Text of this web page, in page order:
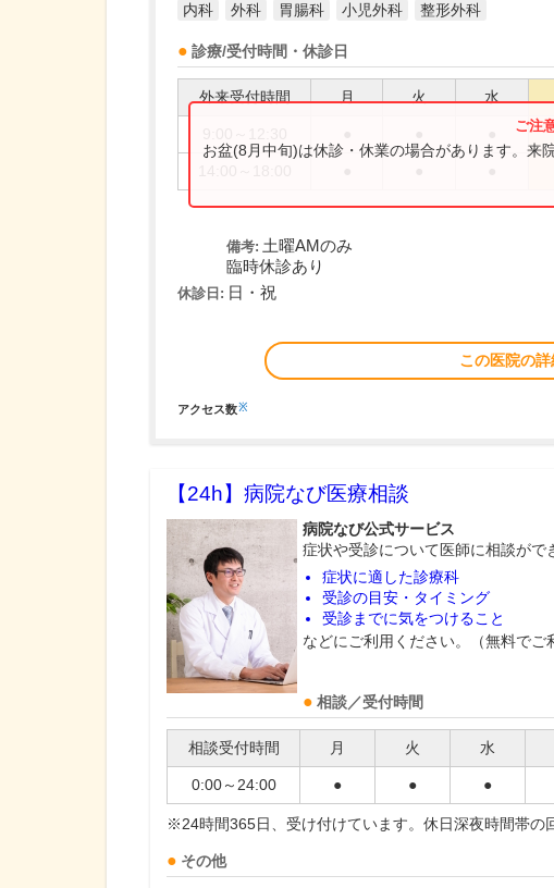
内科 外科 胃腸科 小児外科 整形外科
診療/受付時間・休診日
外来受付時間 月 火 水
お盆(8月中旬)は休診・休業の場合があります。来
備考: 土曜AMのみ
臨時休診あり
休診日: 日・祝
この医院の
アクセス数※
【24h】 病院なび医療相談
病院なび公式サービス
症状や受診について医師に相談がで
症状に適した診療科
受診の目安・タイミング
受診までに気をつけること
などにご利用ください。（無料でご
相談／受付時間
相談受付時間 月 火 水
0:00～24:00 ● ● ●
※24時間365日、受け付けています。休日深夜時間帯の
その他